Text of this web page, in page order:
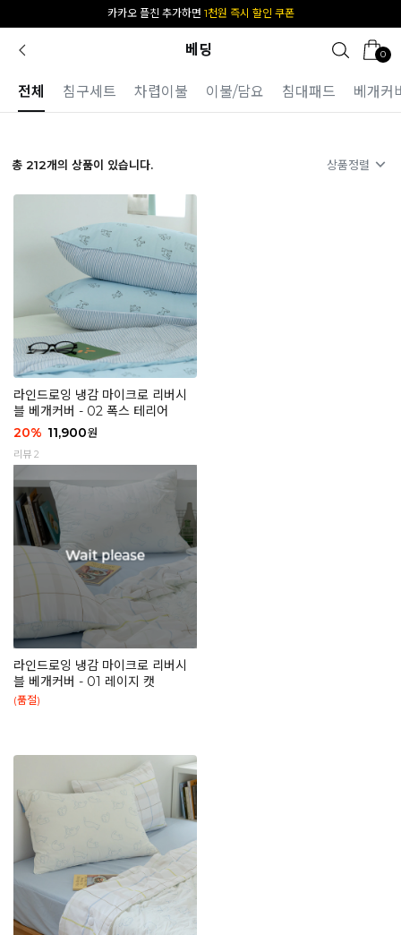
[공식몰 단독] 앱 다운받고2% 결제 할인 받기
베딩 0
전체 침구세트 차렵이불 이불/담요 침대패드 베개커
총 212개의 상품이 있습니다. 상품정렬
라인드로잉 냉감 마이크로 리버시
블 베개커버 - 02 폭스 테리어
20% 11,900원
리뷰 2
라인드로잉 냉감 마이크로 리버시
블 베개커버 - 01 레이지 캣
(품절)